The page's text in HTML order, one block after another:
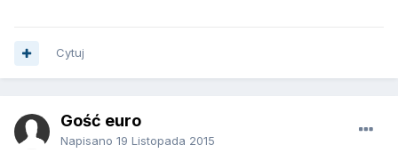
Cytuj
Gość euro
Napisano 19 Listopada 2015